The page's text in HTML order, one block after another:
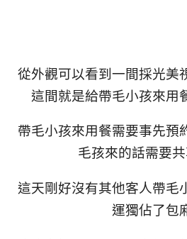
從外觀可以看到一間採光美
這間就是給帶毛小孩來用
帶毛小孩來用餐需要事先預
毛孩來的話需要共
這天剛好沒有其他客人帶毛
運獨佔了包